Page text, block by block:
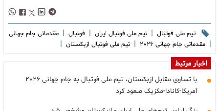
تیم ملی فوتبال | تیم ملی فوتبال ایران | فوتبال | مقدماتی جام جهانی
| مقدماتی جام جهانی ۲۰۲۶ | تیم ملی فوتبال ازبکستان |
اخبار مرتبط
با تساوی مقابل ازبکستان، تیم ملی فوتبال به جام جهانی ۲۰۲۶
آمریکا-کانادا-مکزیک صعود کرد